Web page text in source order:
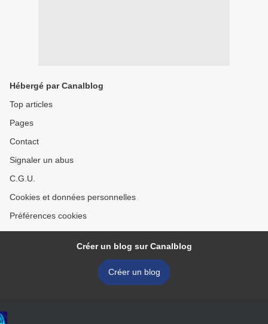
Hébergé par Canalblog
Top articles
Pages
Contact
Signaler un abus
C.G.U.
Cookies et données personnelles
Préférences cookies
Créer un blog sur Canalblog
Créer un blog